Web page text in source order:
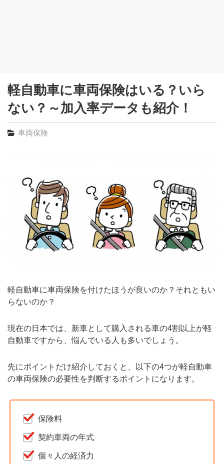
軽自動車に車両保険はいる？いら
ない？～加入率データも紹介！
車両保険
軽自動車に車両保険を付けたほうが良いのか？それともい
らないのか？
現在の日本では、新車として購入される車の4割以上が軽
自動車ですから、悩んでいる人も多いでしょう。
先にポイントだけ紹介しておくと、以下の4つが軽自動車
の車両保険の必要性を判断するポイントになります。
保険料
契約車両の年式
個々人の経済力